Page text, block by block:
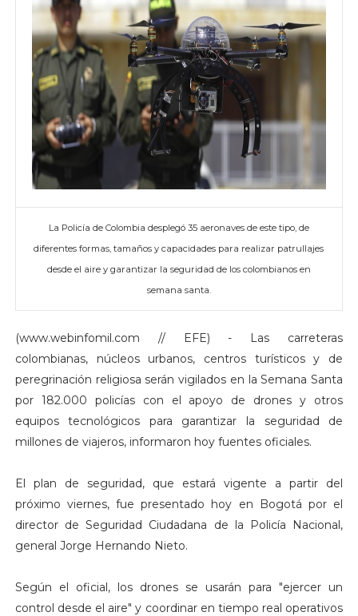
La Policía de Colombia desplegó 35 aeronaves de este tipo, de
diferentes formas, tamaños y capacidades para realizar patrullajes
desde el aire y garantizar la seguridad de los colombianos en
semana santa.
(www.webinfomil.com // EFE) - Las carreteras
colombianas, núcleos urbanos, centros turísticos y de
peregrinación religiosa serán vigilados en la Semana Santa
por 182.000 policías con el apoyo de drones y otros
equipos tecnológicos para garantizar la seguridad de
millones de viajeros, informaron hoy fuentes oficiales.
El plan de seguridad, que estará vigente a partir del
próximo viernes, fue presentado hoy en Bogotá por el
director de Seguridad Ciudadana de la Policía Nacional,
general Jorge Hernando Nieto.
Según el oficial, los drones se usarán para "ejercer un
control desde el aire" y coordinar en tiempo real operativos